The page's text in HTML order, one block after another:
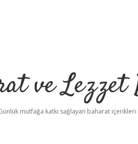
ve Lezzet
mutfağa katkı sağlayan baharat